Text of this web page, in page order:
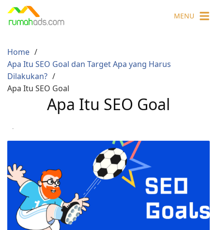
Skip
MENU
Home
Apa Itu SEO Goal dan Target Apa yang Harus
Dilakukan?
Apa Itu SEO Goal
Apa Itu SEO Goal
·